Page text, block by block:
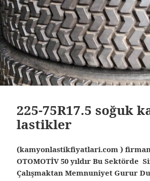
225-75R17.5 soğuk
lastikler
(kamyonlastikfiyatlari.com )
OTOMOTİV 50 yıldır Bu Sektörde
Çalışmaktan Memnuniyet Gurur